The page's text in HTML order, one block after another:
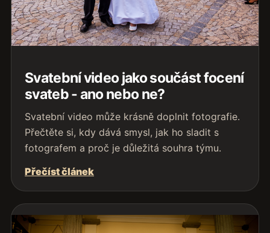
Svatební video jako součást focení
svateb - ano nebo ne?
Svatební video může krásně doplnit fotografie.
Přečtěte si, kdy dává smysl, jak ho sladit s
fotografem a proč je důležitá souhra týmu.
Přečíst článek